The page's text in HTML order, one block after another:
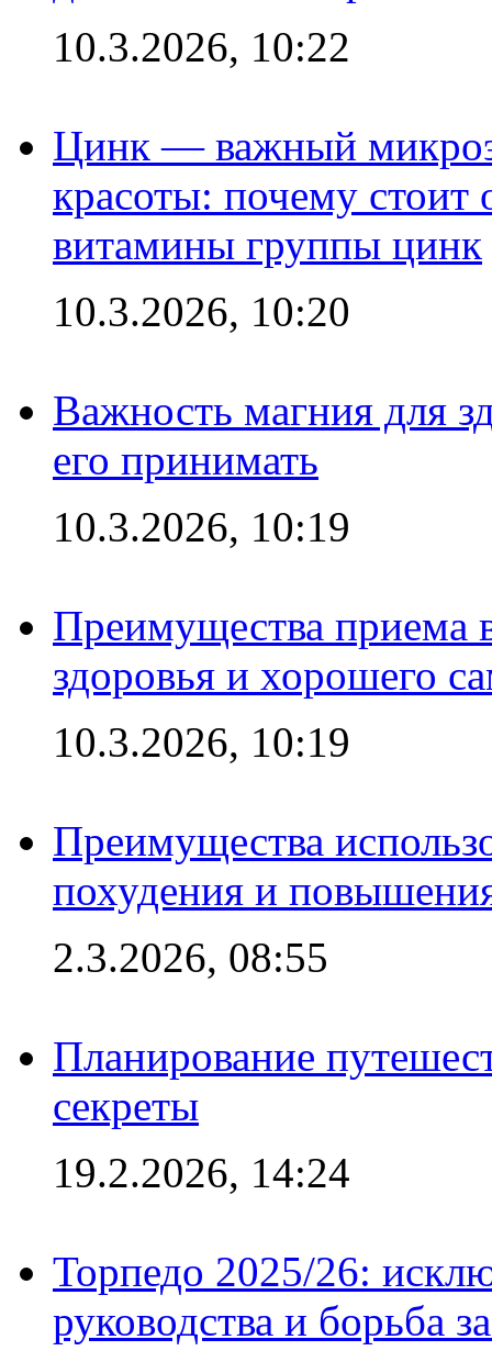
10.3.2026, 10:22
Цинк — важный
красоты: почему стоит
витамины группы цинк
10.3.2026, 10:20
Важность магния для
его принимать
10.3.2026, 10:19
Преимущества приема
здоровья и хорошего
10.3.2026, 10:19
Преимущества
похудения и
2.3.2026, 08:55
Планирование
секреты
19.2.2026, 14:24
Торпедо 2025/26:
руководства и борьба